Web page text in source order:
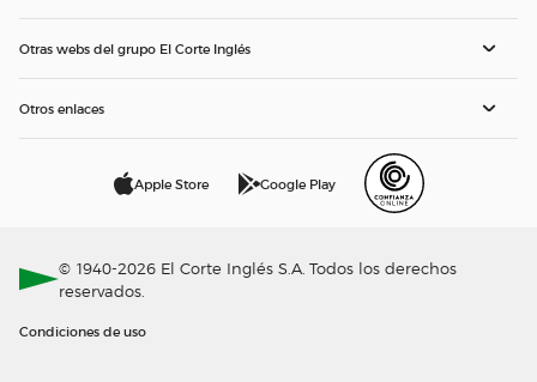
Otras webs del grupo El Corte Inglés
Otros enlaces
Apple Store Google Play
© 1940-2026 El Corte Inglés S.A. Todos los derechos
reservados.
Condiciones de uso